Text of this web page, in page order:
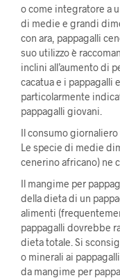
o come integratore a
di medie e grandi
con ara, pappagalli
suo utilizzo è
inclini all’aumento di
cacatua e i pappagalli
particolarmente
pappagalli giovani.
Il consumo giornaliero
Le specie di medie
cenerino africano) ne
Il mangime per
della dieta di un
alimenti
pappagalli dovrebbe
dieta totale. Si
o minerali ai
da mangime per